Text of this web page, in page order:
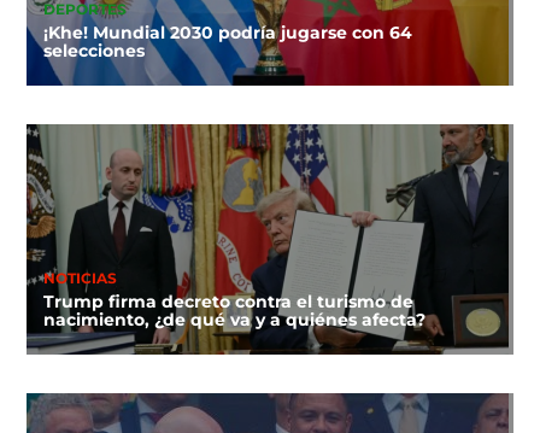
DEPORTES
¡Khe! Mundial 2030 podría jugarse con 64
selecciones
NOTICIAS
Trump firma decreto contra el turismo de
nacimiento, ¿de qué va y a quiénes afecta?